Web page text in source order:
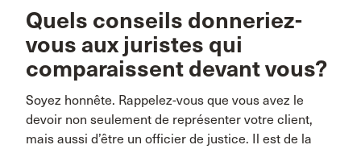
Quels conseils donneriez-
vous aux juristes qui
comparaissent devant vous?
Soyez honnête. Rappelez-vous que vous avez le
devoir non seulement de représenter votre client,
mais aussi d’être un officier de justice. Il est de la